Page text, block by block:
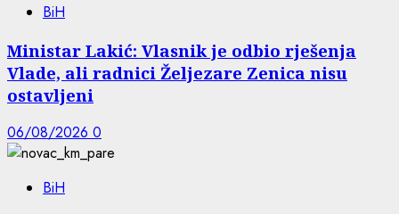
BiH
Ministar Lakić: Vlasnik je odbio rješenja
Vlade, ali radnici Željezare Zenica nisu
ostavljeni
06/08/2026 0
BiH